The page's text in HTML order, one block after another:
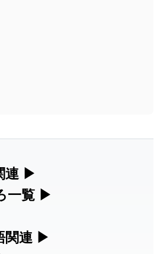
連 ▶
、手書き入力、書き順
学習に役立つツールを
ています。
一覧 ▶
字一覧、熟語辞典、地
、各種リファレンスツ
の意味検索、発音記
関連 ▶